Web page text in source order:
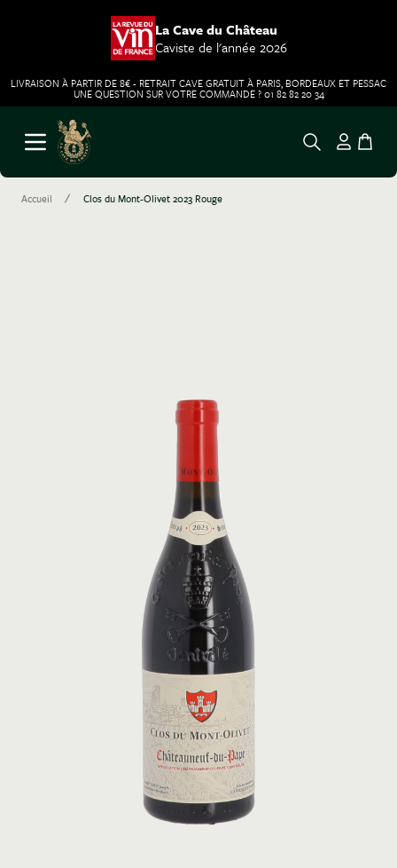
La Cave du Château
Caviste de l'année 2026
LIVRAISON À PARTIR DE 8€ - RETRAIT CAVE GRATUIT À PARIS, BORDEAUX ET PESSAC
UNE QUESTION SUR VOTRE COMMANDE ? 01 82 82 20 34
Aller au contenu
Ouvrir le menu
Accueil / Clos du Mont-Olivet 2023 Rouge